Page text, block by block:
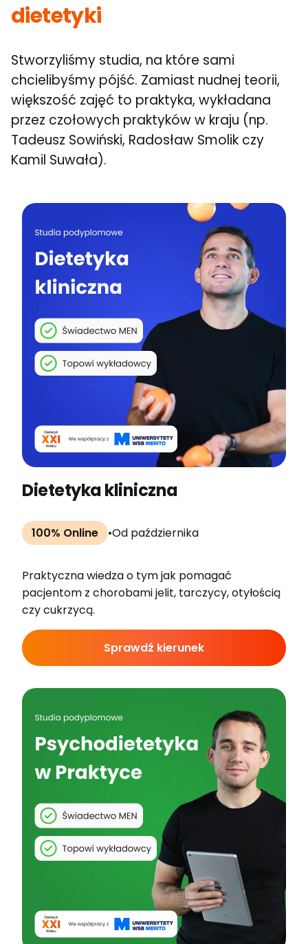
dietetyki
Stworzyliśmy studia, na które sami
chcielibyśmy pójść. Zamiast nudnej teorii,
większość zajęć to praktyka, wykładana
przez czołowych praktyków w kraju (np.
Tadeusz Sowiński, Radosław Smolik czy
Kamil Suwała).
Dietetyka kliniczna
100% Online •Od października
Praktyczna wiedza o tym jak pomagać
pacjentom z chorobami jelit, tarczycy, otyłością
czy cukrzycą.
Sprawdź kierunek